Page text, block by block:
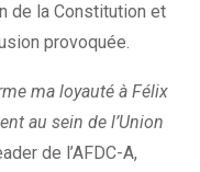
de la Constitution et
provoquée.
ma loyauté à Félix
au sein de l’Union
de l’AFDC-A,